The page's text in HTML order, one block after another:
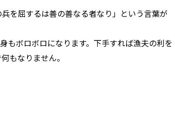
を屈するは善の善なる者なり」という言葉が
もボロボロになります。下手すれば漁夫の利を
もなりません。